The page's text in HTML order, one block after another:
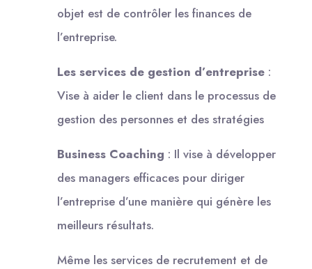
objet est de contrôler les finances de
l’entreprise.
Les services de gestion d’entreprise :
Vise à aider le client dans le processus de
gestion des personnes et des stratégies
Business Coaching : Il vise à développer
des managers efficaces pour diriger
l’entreprise d’une manière qui génère les
meilleurs résultats.
Même les services de recrutement et de